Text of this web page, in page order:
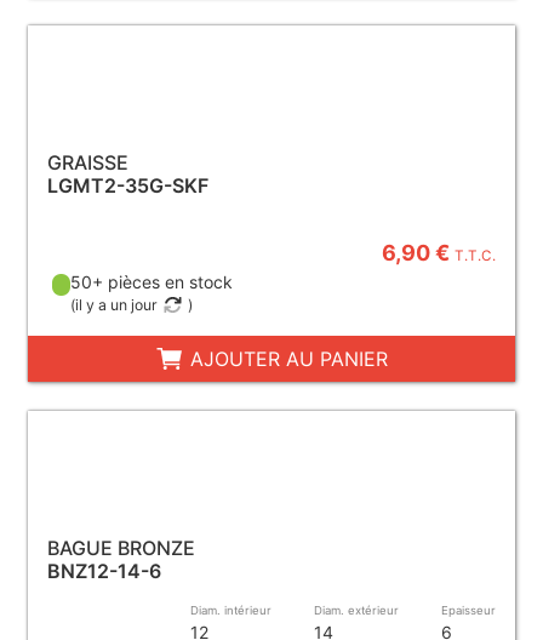
GRAISSE
LGMT2-35G-SKF
6,90 €T.T.C.
50+ pièces en stock
(il y a un jour )
AJOUTER AU PANIER
BAGUE BRONZE
BNZ12-14-6
Diam. intérieur
12
Diam. extérieur
14
Epaisseur
6